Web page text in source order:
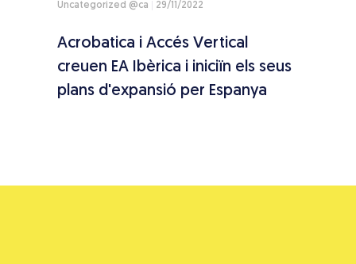
Uncategorized @ca 29/11/2022
Acrobatica i Accés Vertical
creuen EA Ibèrica i iniciïn els seus
plans d'expansió per Espanya